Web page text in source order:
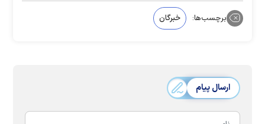
برچسب‌ها: خبرگان
ارسال پیام